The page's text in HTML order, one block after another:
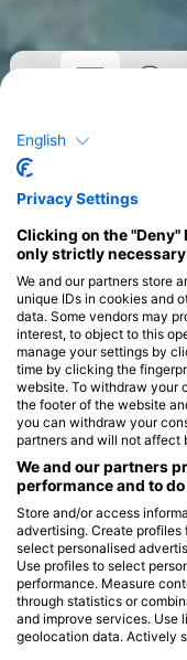
English
Privacy Settings
Clicking on the
only strictly necessary
We and our partners store
unique IDs in cookies and
data. Some vendors may
interest, to object to this
manage your settings by
time by clicking the
website. To withdraw your
the footer of the website
you can withdraw your
partners and will not affect
We and our partners
performance and to
Store and/or access
advertising. Create profiles
select personalised
Use profiles to select
performance. Measure
through statistics or
and improve services. Use
geolocation data. Actively